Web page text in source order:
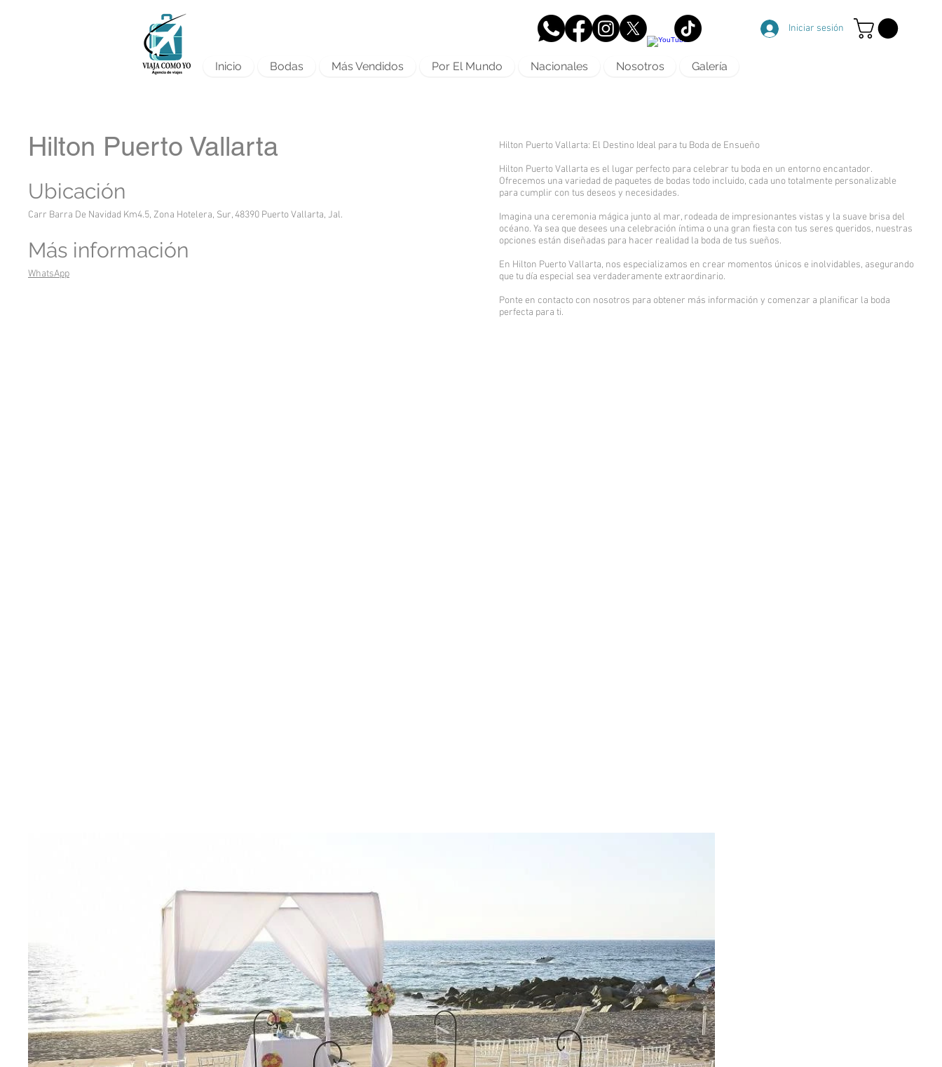
Iniciar sesión
Inicio Bodas Más Vendidos Por El Mundo Nacionales Nosotros Galería
Hilton Puerto Vallarta
Ubicación
Carr Barra De Navidad Km4.5, Zona Hotelera, Sur, 48390 Puerto Vallarta, Jal.
Más información
WhatsApp
Hilton Puerto Vallarta: El Destino Ideal para tu Boda de Ensueño
Hilton Puerto Vallarta es el lugar perfecto para celebrar tu boda en un entorno encantador.
Ofrecemos una variedad de paquetes de bodas todo incluido, cada uno totalmente personalizable
para cumplir con tus deseos y necesidades.
Imagina una ceremonia mágica junto al mar, rodeada de impresionantes vistas y la suave brisa del
océano. Ya sea que desees una celebración íntima o una gran fiesta con tus seres queridos, nuestras
opciones están diseñadas para hacer realidad la boda de tus sueños.
En Hilton Puerto Vallarta, nos especializamos en crear momentos únicos e inolvidables, asegurando
que tu día especial sea verdaderamente extraordinario.
Ponte en contacto con nosotros para obtener más información y comenzar a planificar la boda
perfecta para ti.